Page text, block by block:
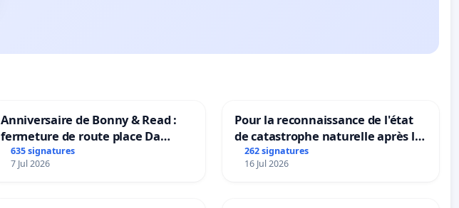
Anniversaire de Bonny & Read :
fermeture de route place Da
Maya M
635 signatures
7 Jul 2026
Pour la reconnaissance de l'état
de catastrophe naturelle après la
grêle du 15 juillet 2026 à Aubenas
et ses alentours
262 signatures
16 Jul 2026